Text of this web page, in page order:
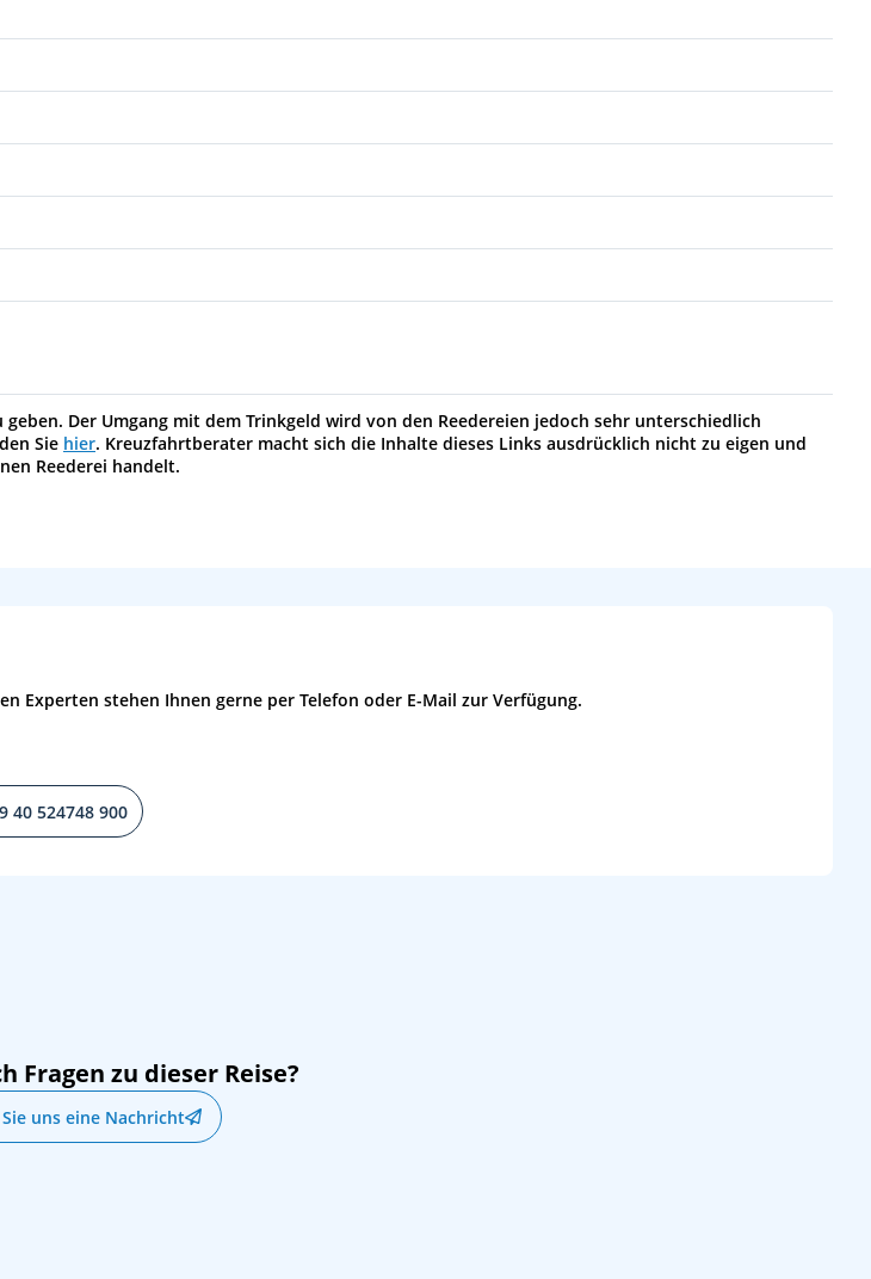
Der Umgang mit dem Trinkgeld wird von den Reedereien jedoch sehr unterschiedlich
Sie hier. Kreuzfahrtberater macht sich die Inhalte dieses Links ausdrücklich nicht zu eigen und
Reederei handelt.
Experten stehen Ihnen gerne per Telefon oder E-Mail zur Verfügung.
40 524748 900
Fragen zu dieser Reise?
uns eine Nachricht